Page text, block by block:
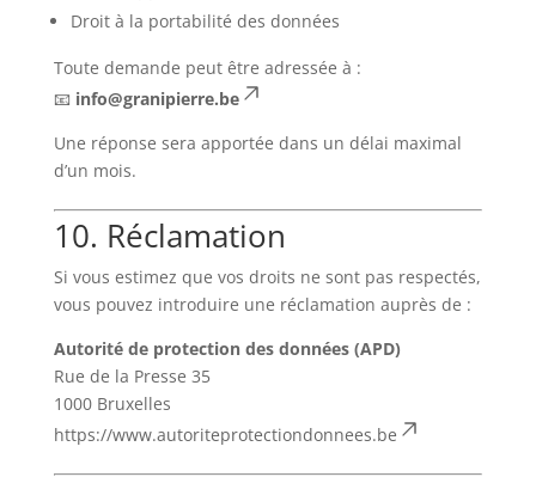
Droit à la portabilité des données
Toute demande peut être adressée à :
📧 info@granipierre.be
Une réponse sera apportée dans un délai maximal
d’un mois.
10. Réclamation
Si vous estimez que vos droits ne sont pas respectés,
vous pouvez introduire une réclamation auprès de :
Autorité de protection des données (APD)
Rue de la Presse 35
1000 Bruxelles
https://www.autoriteprotectiondonnees.be